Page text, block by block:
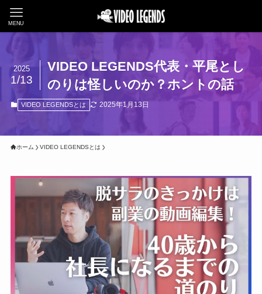
MENU
VIDEO LEGENDS代表・平尾とし
のりは怪しいのか？ホントの話
2025
1/13
VIDEO LEGENDSとは 2025年1月13日
ホーム VIDEO LEGENDSとは